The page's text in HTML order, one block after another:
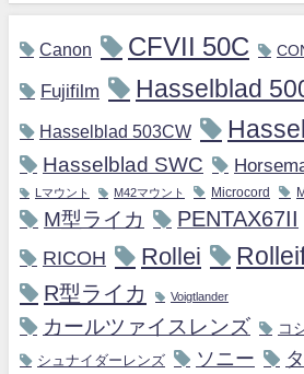
Canon CFVII 50C
Fujifilm Hasselblad
Hasselblad 503CW
Hasselblad SWC
Lマウント M42マウント Microcord
M型ライカ PENTAX67II
RICOH Rollei
R型ライカ Voigtlander
カールツァイスレンズ コ
シュナイダーレンズ ソニー